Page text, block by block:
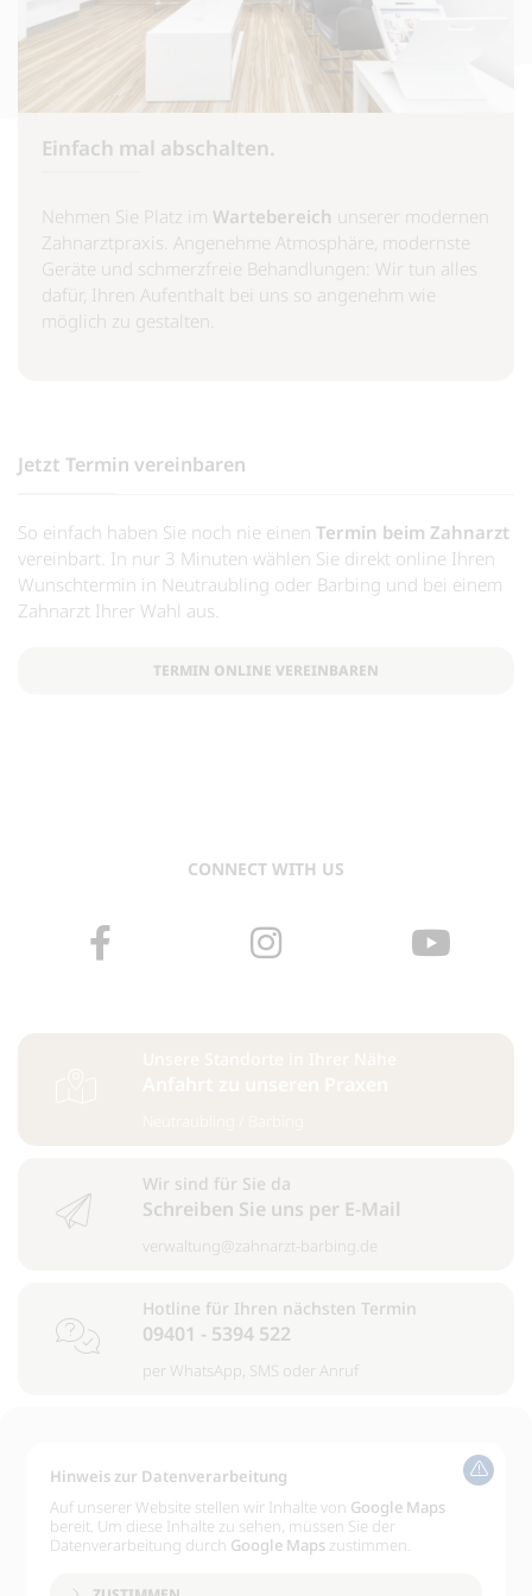
Einfach mal abschalten.
Nehmen Sie Platz im Wartebereich unserer modernen
Zahnarztpraxis. Angenehme Atmosphäre, modernste
Geräte und schmerzfreie Behandlungen: Wir tun alles
dafür, Ihren Aufenthalt bei uns so angenehm wie
möglich zu gestalten.
Jetzt Termin vereinbaren
So einfach haben Sie noch nie einen Termin beim Zahnarzt
vereinbart. In nur 3 Minuten wählen Sie direkt online Ihren
Wunschtermin in Neutraubling oder Barbing und bei einem
Zahnarzt Ihrer Wahl aus.
TERMIN ONLINE VEREINBAREN
CONNECT WITH US
Wir sind für Sie da
Schreiben Sie uns per E-Mail
verwaltung@zahnarzt-barbing.de
Hotline für Ihren nächsten Termin
09401 - 5394 522
per WhatsApp, SMS oder Anruf
Hinweis zur Datenverarbeitung
Auf unserer Website stellen wir Inhalte von Google Maps
bereit. Um diese Inhalte zu sehen, müssen Sie der
Datenverarbeitung durch Google Maps zustimmen.